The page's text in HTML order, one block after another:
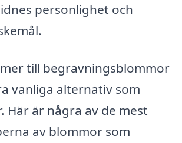
personlighet och
till begravningsblommor
vanliga alternativ som
Här är några av de mest
av blommor som